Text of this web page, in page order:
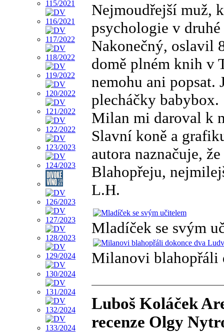
Nejmoudřejší muž,
psychologie v
Nakonečný, oslavil
domě plném knih v
nemohu ani popsat.
plecháčky babybox.
Milan mi daroval k
Slavní koně a
autora naznačuje,
Blahopřeju,
L.H.
Mladíček se svým
Milanovi blahopřáli
Luboš Koláček
recenze Olgy